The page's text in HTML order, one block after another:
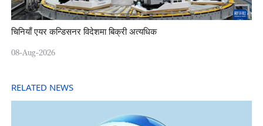
चिनियाँ एयर कन्डिसनर विदेशमा बिक्री अत्यधिक
08-Aug-2026
RELATED NEWS